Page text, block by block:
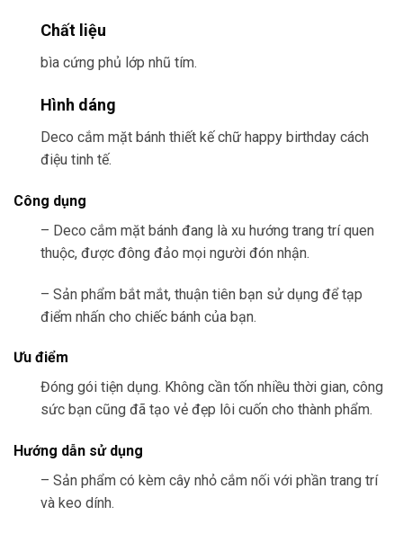
Chất liệu
bìa cứng phủ lớp nhũ tím.
Hình dáng
Deco cắm mặt bánh thiết kế chữ happy birthday cách
điệu tinh tế.
Công dụng
– Deco cắm mặt bánh đang là xu hướng trang trí quen
thuộc, được đông đảo mọi người đón nhận.
– Sản phẩm bắt mắt, thuận tiên bạn sử dụng để tạp
điểm nhấn cho chiếc bánh của bạn.
Ưu điểm
Đóng gói tiện dụng. Không cần tốn nhiều thời gian, công
sức bạn cũng đã tạo vẻ đẹp lôi cuốn cho thành phẩm.
Hướng dẫn sử dụng
– Sản phẩm có kèm cây nhỏ cắm nối với phần trang trí
và keo dính.